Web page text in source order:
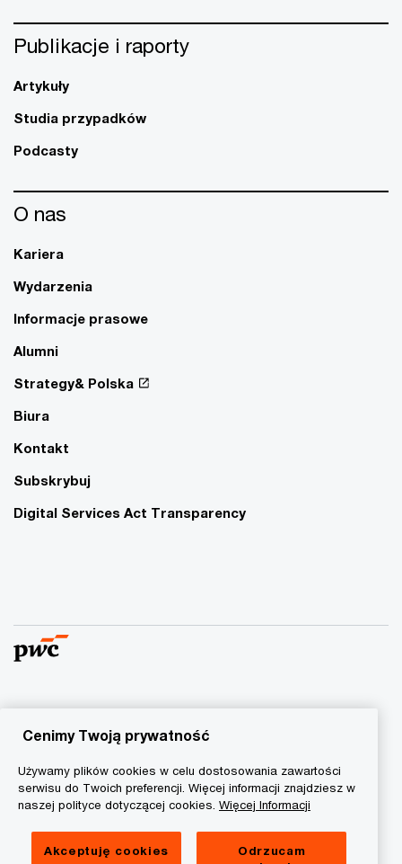
Publikacje i raporty
Artykuły
Studia przypadków
Podcasty
O nas
Kariera
Wydarzenia
Informacje prasowe
Alumni
Strategy& Polska
Biura
Kontakt
Subskrybuj
Digital Services Act Transparency
© 2015 - 2026 PwC. Wszelkie prawa zastrzeżone. Nazwa
PwC odnosi się do firm wchodzących w skład sieci PwC, z
informacji na stroniewww.pwc.com/structure.
Informacja o ciasteczkach
Cenimy Twoją prywatność
Używamy plików cookies w celu dostosowania zawartości
serwisu do Twoich preferencji. Więcej informacji znajdziesz w
naszej polityce dotyczącej cookies. Więcej Informacji
Akceptuję cookies
Odrzucam